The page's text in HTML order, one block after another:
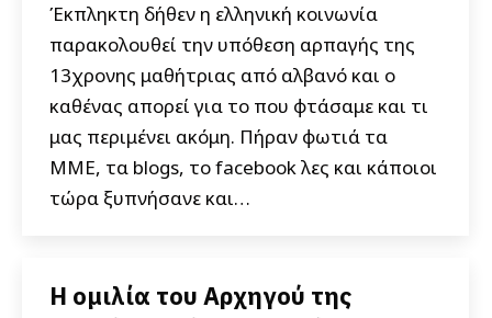
Έκπληκτη δήθεν η ελληνική κοινωνία
παρακολουθεί την υπόθεση αρπαγής της
13χρονης μαθήτριας από αλβανό και ο
καθένας απορεί για το που φτάσαμε και τι
μας περιμένει ακόμη. Πήραν φωτιά τα
ΜΜΕ, τα blogs, το facebook λες και κάποιοι
τώρα ξυπνήσανε και…
Η ομιλία του Αρχηγού της